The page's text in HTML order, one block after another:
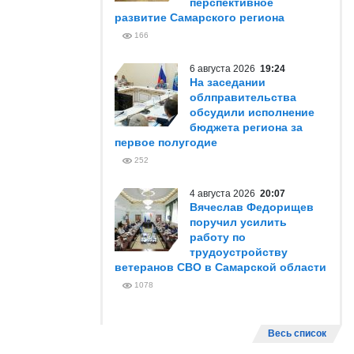
развитие Самарского региона
166
6 августа 2026 19:24
На заседании
облправительства
обсудили исполнение
бюджета региона за
первое полугодие
252
4 августа 2026 20:07
Вячеслав Федорищев
поручил усилить
работу по
трудоустройству
ветеранов СВО в Самарской области
1078
Весь список